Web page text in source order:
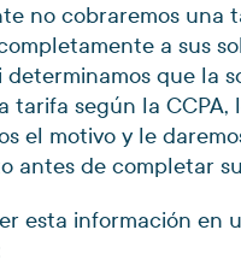
no cobraremos una
a sus
determinamos que la
tarifa según la CCPA,
el motivo y le
antes de completar
esta información en